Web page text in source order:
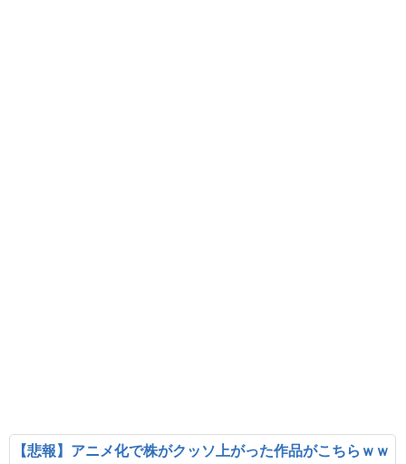
【悲報】アニメ化で株がクッソ上がった作品がこちらｗｗ